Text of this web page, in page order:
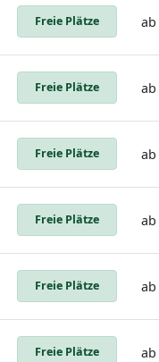
Freie Plätze ab
Freie Plätze ab
Freie Plätze ab
Freie Plätze ab
Freie Plätze ab
Freie Plätze ab